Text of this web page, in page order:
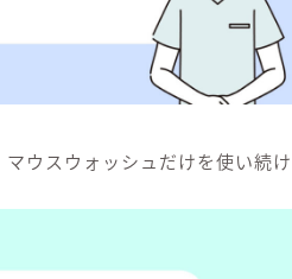
マウスウォッシュだけを使い続け